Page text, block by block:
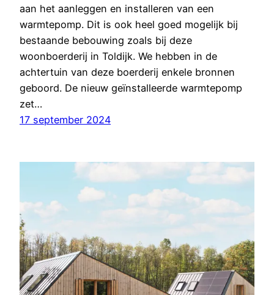
aan het aanleggen en installeren van een
warmtepomp. Dit is ook heel goed mogelijk bij
bestaande bebouwing zoals bij deze
woonboerderij in Toldijk. We hebben in de
achtertuin van deze boerderij enkele bronnen
geboord. De nieuw geïnstalleerde warmtepomp
zet…
17 september 2024